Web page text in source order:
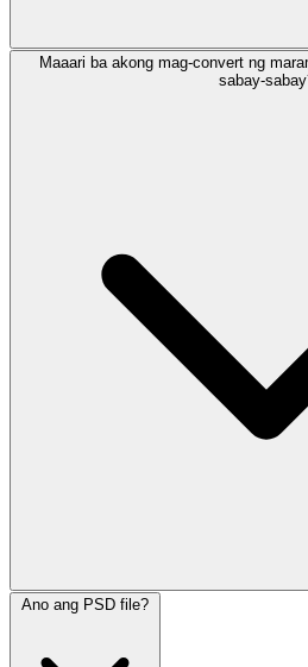
Maaari ba akong mag-convert ng
sabay-
Ano ang PSD file?